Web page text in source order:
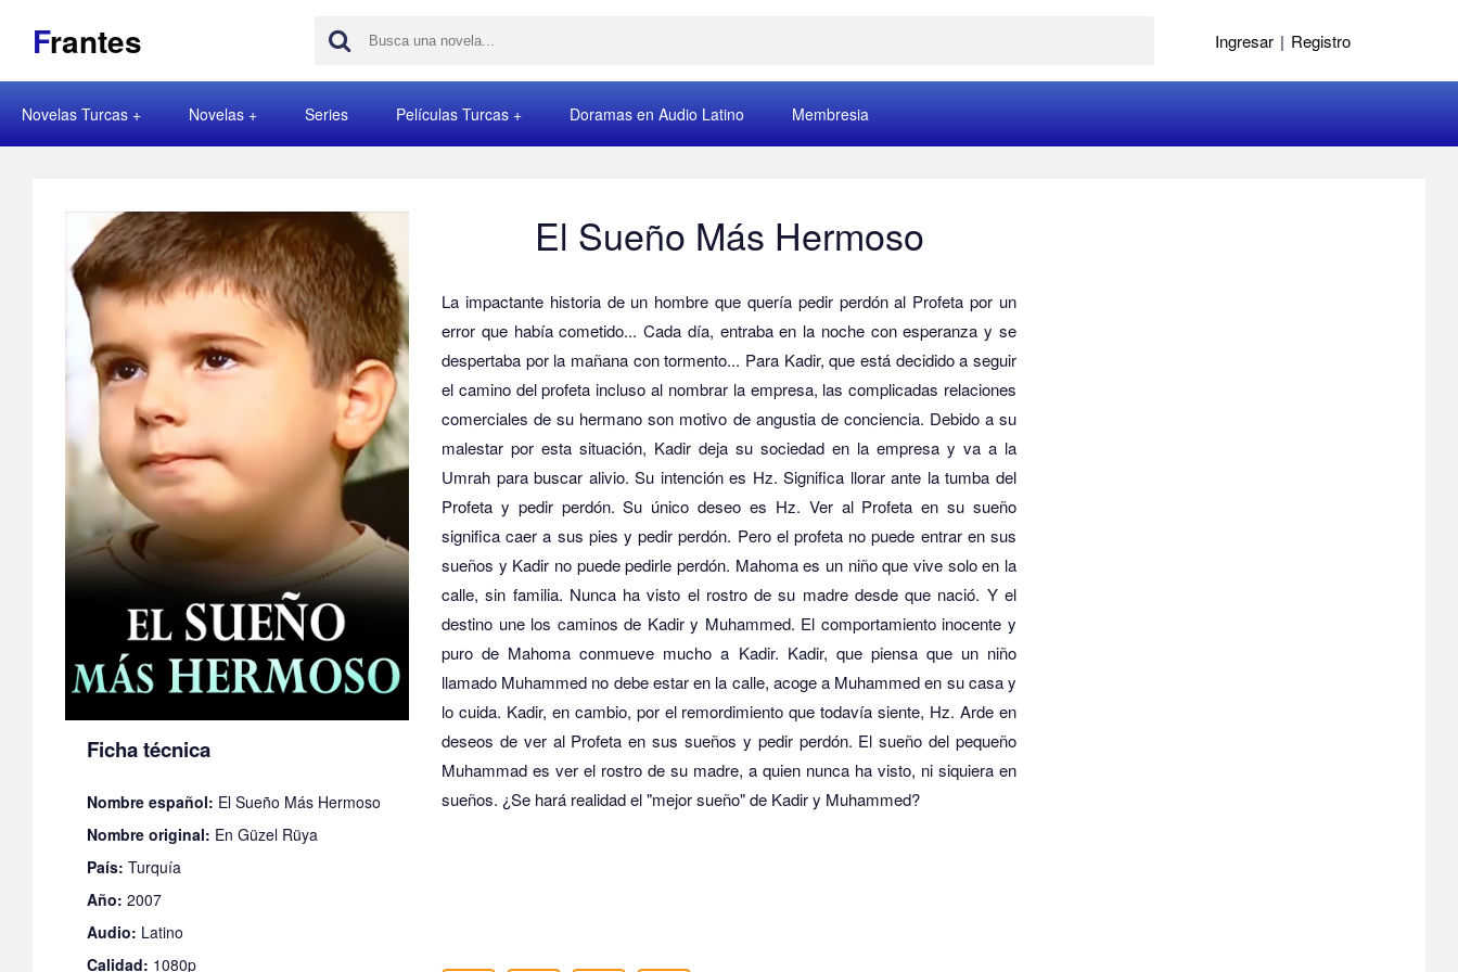
Frantes Ingresar | Registro
Novelas Turcas Novelas Series Películas Turcas Doramas en Audio Latino Membresia
Ficha técnica
Nombre español: El Sueño Más Hermoso
Nombre original: En Güzel Rüya
País: Turquía
Año: 2007
Audio: Latino
Calidad: 1080p
El Sueño Más Hermoso
La impactante historia de un hombre que quería pedir perdón al Profeta por un
error que había cometido... Cada día, entraba en la noche con esperanza y se
despertaba por la mañana con tormento... Para Kadir, que está decidido a seguir
el camino del profeta incluso al nombrar la empresa, las complicadas relaciones
comerciales de su hermano son motivo de angustia de conciencia. Debido a su
malestar por esta situación, Kadir deja su sociedad en la empresa y va a la
Umrah para buscar alivio. Su intención es Hz. Significa llorar ante la tumba del
Profeta y pedir perdón. Su único deseo es Hz. Ver al Profeta en su sueño
significa caer a sus pies y pedir perdón. Pero el profeta no puede entrar en sus
sueños y Kadir no puede pedirle perdón. Mahoma es un niño que vive solo en la
calle, sin familia. Nunca ha visto el rostro de su madre desde que nació. Y el
destino une los caminos de Kadir y Muhammed. El comportamiento inocente y
puro de Mahoma conmueve mucho a Kadir. Kadir, que piensa que un niño
llamado Muhammed no debe estar en la calle, acoge a Muhammed en su casa y
lo cuida. Kadir, en cambio, por el remordimiento que todavía siente, Hz. Arde en
deseos de ver al Profeta en sus sueños y pedir perdón. El sueño del pequeño
Muhammad es ver el rostro de su madre, a quien nunca ha visto, ni siquiera en
sueños. ¿Se hará realidad el "mejor sueño" de Kadir y Muhammed?